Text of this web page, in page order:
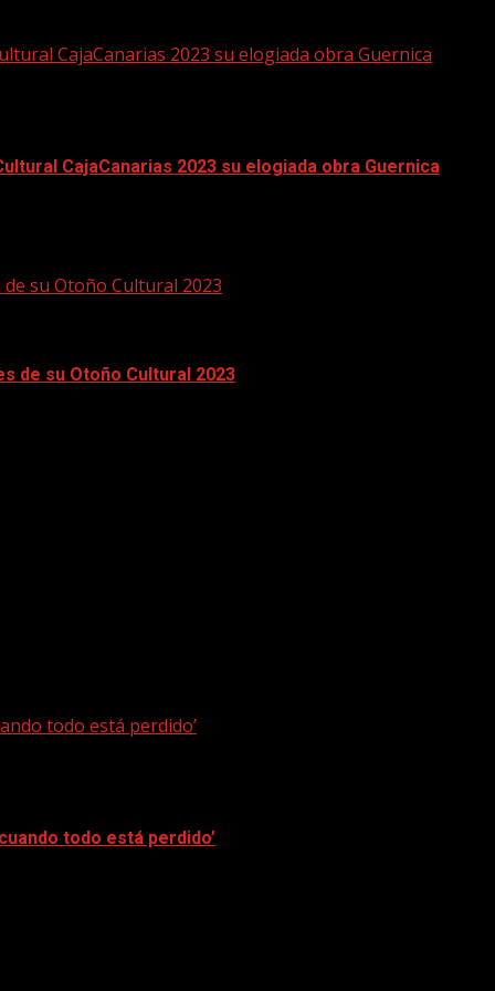
CajaCanarias 2023 su elogiada obra Guernica
CajaCanarias 2023 su elogiada obra Guernica
su Otoño Cultural 2023
de su Otoño Cultural 2023
todo está perdido’
todo está perdido’